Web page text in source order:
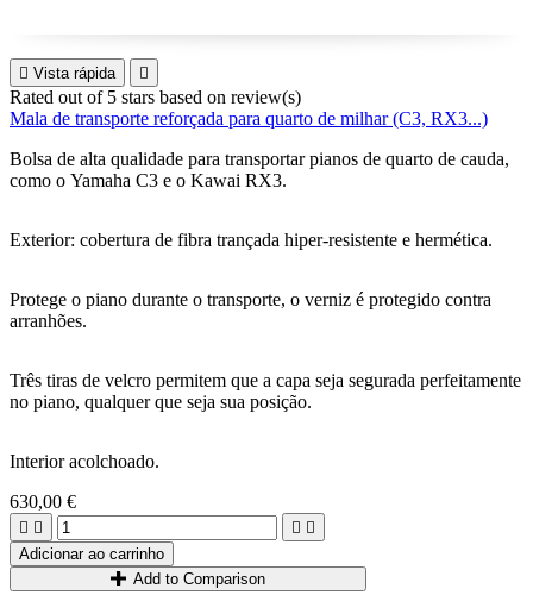
 Vista rápida 
Rated out of 5 stars based on review(s)
Mala de transporte reforçada para quarto de milhar (C3, RX3...)
Bolsa de alta qualidade para transportar pianos de quarto de cauda,
como o Yamaha C3 e o Kawai RX3.
Exterior: cobertura de fibra trançada hiper-resistente e hermética.
Protege o piano durante o transporte, o verniz é protegido contra
arranhões.
Três tiras de velcro permitem que a capa seja segurada perfeitamente
no piano, qualquer que seja sua posição.
Interior acolchoado.
630,00 €
   
Adicionar ao carrinho
Add to Comparison